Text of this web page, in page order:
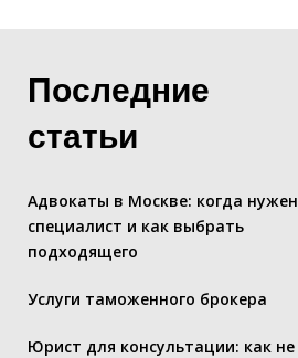
Последние
статьи
Адвокаты в Москве: когда нужен
специалист и как выбрать
подходящего
Услуги таможенного брокера
Юрист для консультации: как не